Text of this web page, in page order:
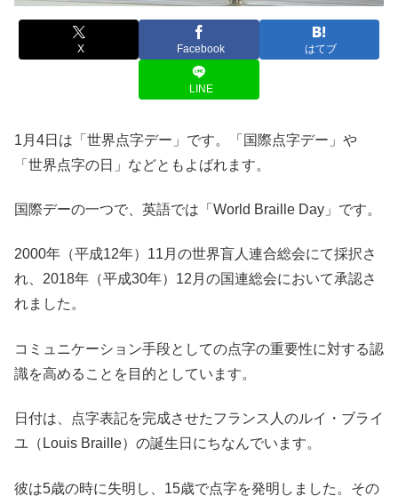
X Facebook はてブ
LINE
1月4日は「世界点字デー」です。「国際点字デー」や
「世界点字の日」などともよばれます。
国際デーの一つで、英語では「World Braille Day」です。
2000年（平成12年）11月の世界盲人連合総会にて採択さ
れ、2018年（平成30年）12月の国連総会において承認さ
れました。
コミュニケーション手段としての点字の重要性に対する認
識を高めることを目的としています。
日付は、点字表記を完成させたフランス人のルイ・ブライ
ユ（Louis Braille）の誕生日にちなんでいます。
彼は5歳の時に失明し、15歳で点字を発明しました。その